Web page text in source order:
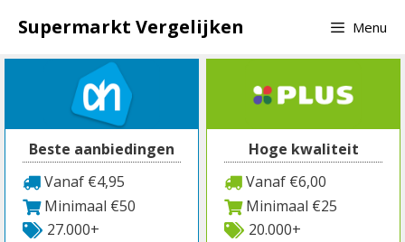
naar
inhoud
Supermarkt Vergelijken Menu
Beste aanbiedingen
Vanaf €4,95
Minimaal €50
27.000+
Hoge kwaliteit
Vanaf €6,00
Minimaal €25
20.000+